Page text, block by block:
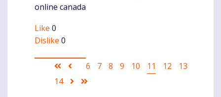
online canada
Like 0
Dislike 0
Pagination
First
page
Ankstesnis
puslapis
Puslapis
6 Puslapis
7 Puslapis
8 Puslapis
9 Puslapis
10
Current
11 Puslapis
12 Puslapis
13
Puslapis
14
Sekantis